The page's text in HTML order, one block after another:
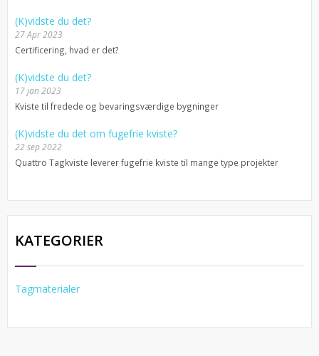
(K)vidste du det?
27 Apr 2023
Certificering, hvad er det?
(K)vidste du det?
17 jan 2023
Kviste til fredede og bevaringsværdige bygninger
(K)vidste du det om fugefrie kviste?
22 sep 2022
Quattro Tagkviste leverer fugefrie kviste til mange type projekter
KATEGORIER
Tagmaterialer